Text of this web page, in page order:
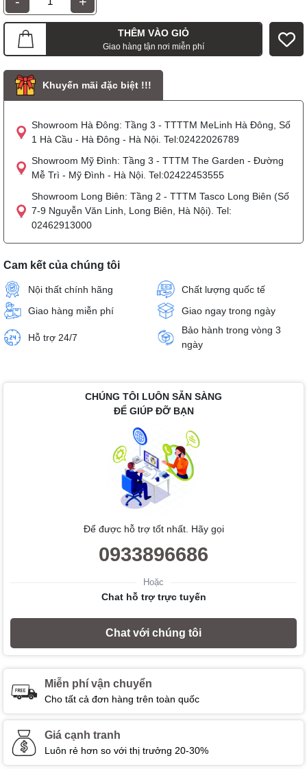
THÊM VÀO GIỎ
Giao hàng tận nơi miễn phí
Khuyến mãi đặc biệt !!!
Showroom Hà Đông: Tầng 3 - TTTTM MeLinh Hà Đông, Số
1 Hà Cầu - Hà Đông - Hà Nội. Tel:02422026789
Showroom Mỹ Đình: Tầng 3 - TTTM The Garden - Đường
Mễ Trì - Mỹ Đình - Hà Nội. Tel:02422453555
Showroom Long Biên: Tầng 2 - TTTM Tasco Long Biên (Số
7-9 Nguyễn Văn Linh, Long Biên, Hà Nội). Tel:
02462913000
Cam kết của chúng tôi
Nội thất chính hãng
Chất lượng quốc tế
Giao hàng miễn phí
Giao ngay trong ngày
Hỗ trợ 24/7
Bảo hành trong vòng 3
ngày
CHÚNG TÔI LUÔN SẴN SÀNG
ĐỂ GIÚP ĐỠ BẠN
Để được hỗ trợ tốt nhất. Hãy gọi
0933896686
Hoặc
Chat hỗ trợ trực tuyến
Chat với chúng tôi
Miễn phí vận chuyển
Cho tất cả đơn hàng trên toàn quốc
Giá cạnh tranh
Luôn rẻ hơn so với thị trưởng 20-30%